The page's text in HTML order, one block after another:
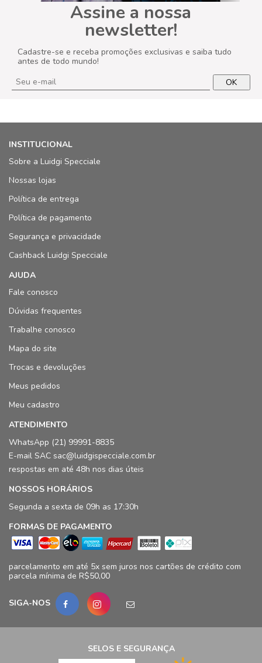
Assine a nossa
newsletter!
Cadastre-se e receba promoções exclusivas e saiba tudo
antes de todo mundo!
OK
INSTITUCIONAL
Sobre a Luidgi Specciale
Nossas lojas
Política de entrega
Política de pagamento
Segurança e privacidade
Cashback Luidgi Specciale
AJUDA
Fale conosco
Dúvidas frequentes
Trabalhe conosco
Mapa do site
Trocas e devoluções
Meus pedidos
Meu cadastro
ATENDIMENTO
WhatsApp (21) 99991-8835
E-mail SAC sac@luidgispecciale.com.br
respostas em até 48h nos dias úteis
NOSSOS HORÁRIOS
Segunda a sexta de 09h as 17:30h
FORMAS DE PAGAMENTO
parcelamento em até 5x sem juros nos cartões de crédito com
parcela mínima de R$50,00
SIGA-NOS
SELOS E SEGURANÇA